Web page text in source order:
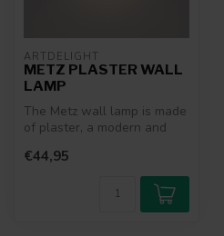
ARTDELIGHT
METZ PLASTER WALL
LAMP
The Metz wall lamp is made
of plaster, a modern and
lam...
€44,95